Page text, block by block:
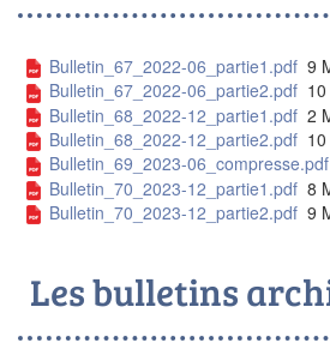
Bulletin_67_2022-06_partie1.pdf 9
Bulletin_67_2022-06_partie2.pdf
Bulletin_68_2022-12_partie1.pdf 2
Bulletin_68_2022-12_partie2.pdf
Bulletin_69_2023-06_compresse.pdf
Bulletin_70_2023-12_partie1.pdf 8
Bulletin_70_2023-12_partie2.pdf 9
Les bulletins